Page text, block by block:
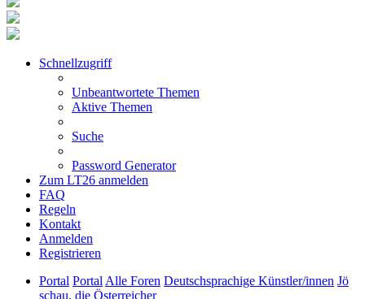
Schnellzugriff
Unbeantwortete Themen
Aktive Themen
Suche
Password Generator
Zum LT26 anmelden
FAQ
Regeln
Kontakt
Anmelden
Registrieren
Portal PortalAlle Foren Deutschsprachige Künstler/innen Jö
schau, die Österreicher